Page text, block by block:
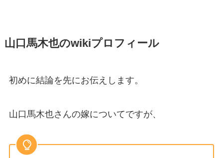
山口馬木也のwikiプロフィール
初めに結論を先にお伝えします。
山口馬木也さんの嫁についてですが、